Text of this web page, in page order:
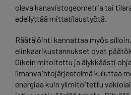
oleva kanavistogeometria tai
edellyttää mittatilaustyötä.
Räätälöinti kannattaa myös
elinkaarikustannukset ovat
Oikein mitoitettu ja älykkäästi
ilmanvaihtojärjestelmä kuluttaa
energiaa kuin ylimitoitettu